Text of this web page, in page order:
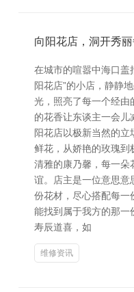
向阳花店，洞开秀
在城市的喧嚣中海口盖
阳花店”的小店，静静
光，照亮了每一个经由
的花香让东谈主一会儿
阳花店以极新当然的
鲜花，从娇艳的玫瑰到
清雅的康乃馨，每一朵
谊。店主是一位意思意
份花材，尽心搭配每一
能找到属于我方的那一
寿辰道喜，如
维修资讯